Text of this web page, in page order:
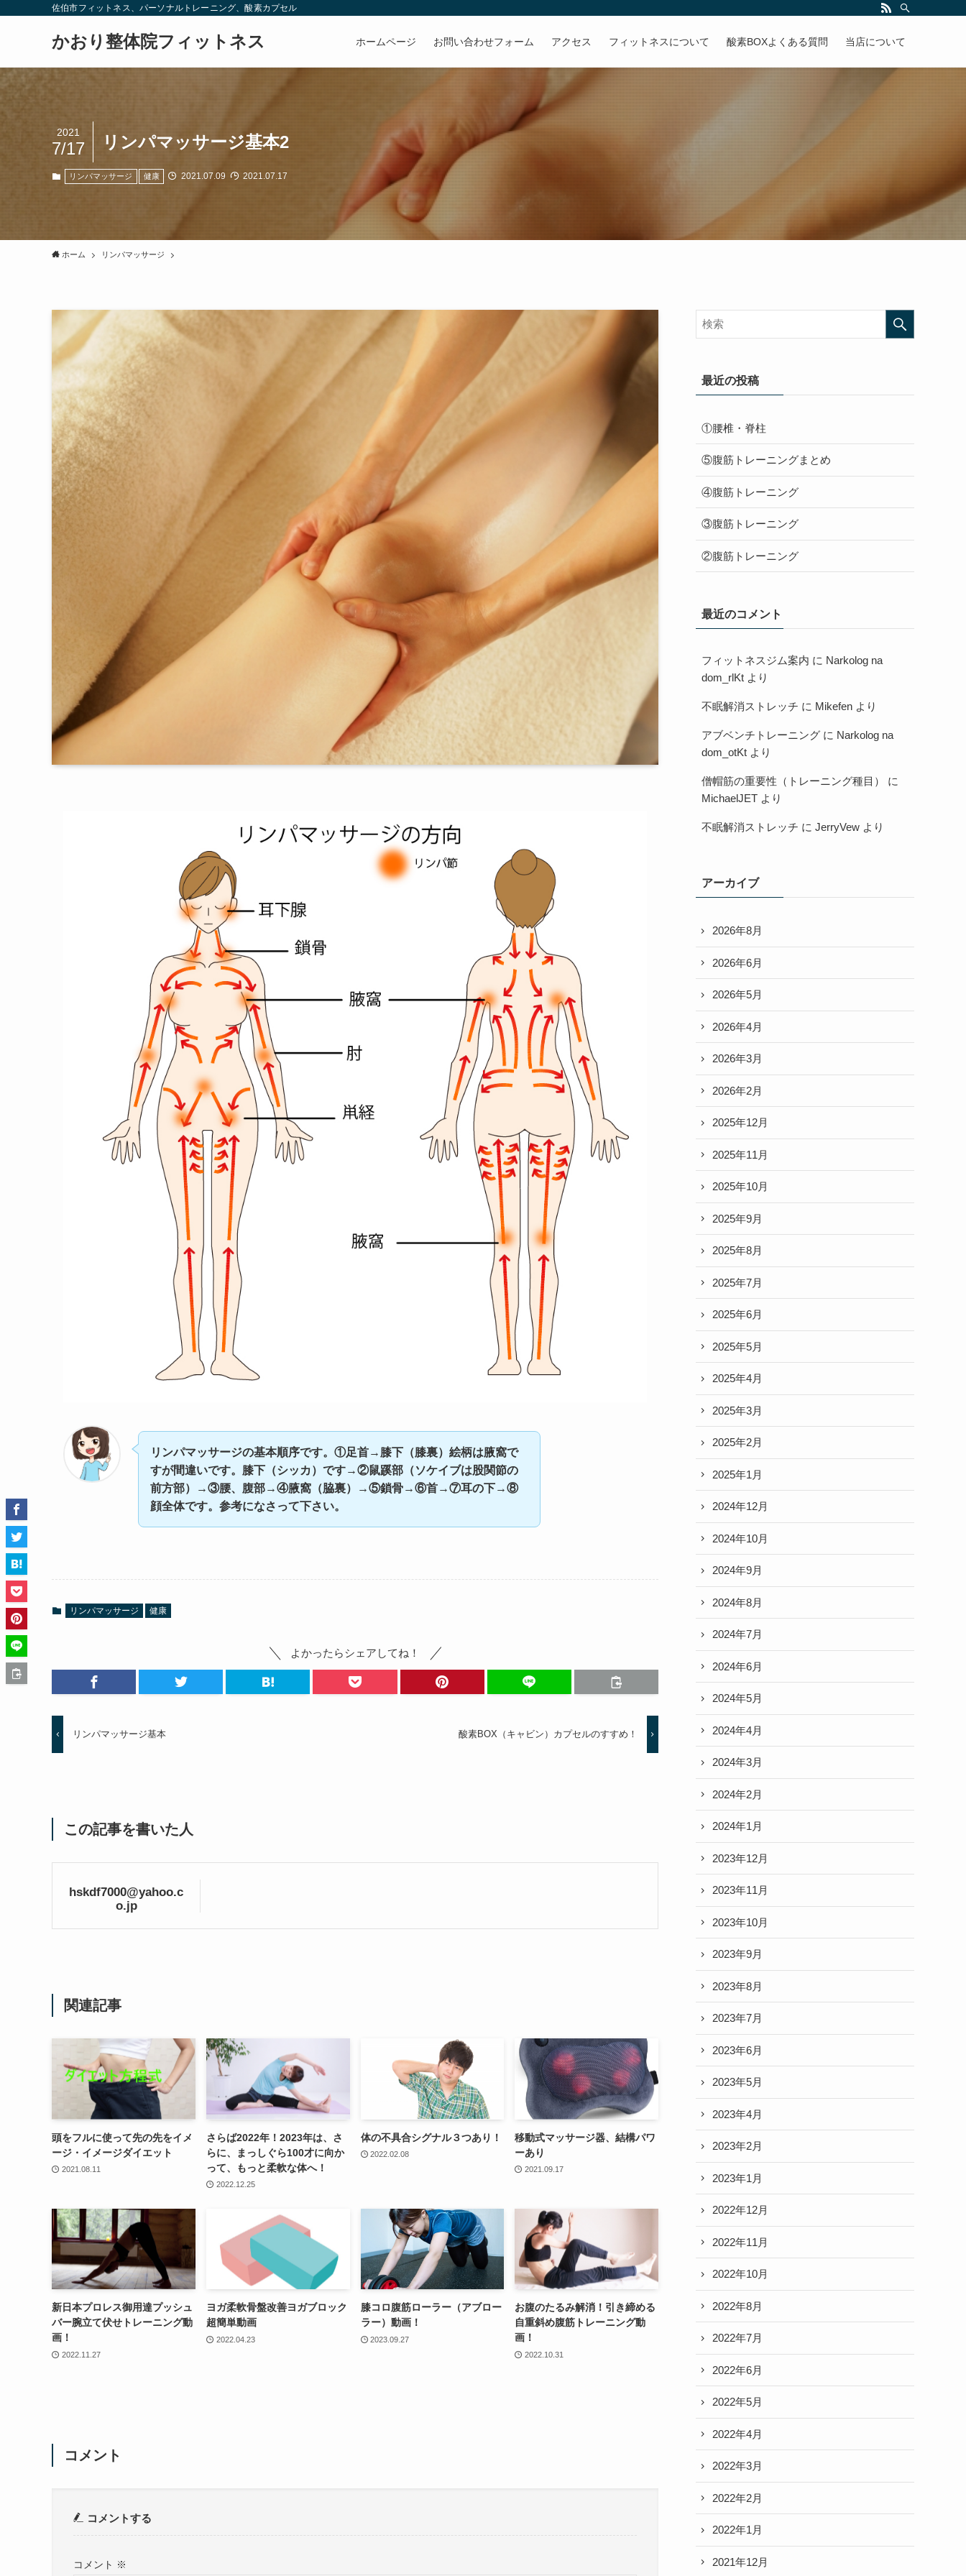
佐伯市フィットネス、パーソナルトレーニング、酸素カプセル
かおり整体院フィットネス ホームページ お問い合わせフォーム アクセス フィットネスについて 酸素BOXよくある質問 当店について
リンパマッサージ基本2
2021
7/17
リンパマッサージ 健康 2021.07.09 2021.07.17
ホーム リンパマッサージ
リンパマッサージの基本順序です。①足首→膝下（膝裏）絵柄は腋窩で
すが間違いです。膝下（シッカ）です→②鼠蹊部（ソケイブは股関節の
前方部）→③腰、腹部→④腋窩（脇裏）→⑤鎖骨→⑥首→⑦耳の下→⑧
顔全体です。参考になさって下さい。
リンパマッサージ 健康
よかったらシェアしてね！
リンパマッサージ基本 酸素BOX（キャビン）カプセルのすすめ！
この記事を書いた人
hskdf7000@yahoo.c
o.jp
関連記事
頭をフルに使って先の先をイメ
ージ・イメージダイエット
2021.08.11
さらば2022年！2023年は、さ
らに、まっしぐら100才に向か
って、もっと柔軟な体へ！
2022.12.25
体の不具合シグナル３つあり！
2022.02.08
移動式マッサージ器、結構パワ
ーあり
2021.09.17
新日本プロレス御用達プッシュ
バー腕立て伏せトレーニング動
画！
2022.11.27
ヨガ柔軟骨盤改善ヨガブロック
超簡単動画
2022.04.23
膝コロ腹筋ローラー（アブロー
ラー）動画！
2023.09.27
お腹のたるみ解消！引き締める
自重斜め腹筋トレーニング動
画！
2022.10.31
コメント
コメントする
コメント ※
最近の投稿
①腰椎・脊柱
⑤腹筋トレーニングまとめ
④腹筋トレーニング
③腹筋トレーニング
②腹筋トレーニング
最近のコメント
フィットネスジム案内 に Narkolog na
dom_rlKt より
不眠解消ストレッチ に Mikefen より
アブベンチトレーニング に Narkolog na
dom_otKt より
僧帽筋の重要性（トレーニング種目）
に
MichaelJET より
不眠解消ストレッチ に JerryVew より
アーカイブ
2026年8月
2026年6月
2026年5月
2026年4月
2026年3月
2026年2月
2025年12月
2025年11月
2025年10月
2025年9月
2025年8月
2025年7月
2025年6月
2025年5月
2025年4月
2025年3月
2025年2月
2025年1月
2024年12月
2024年10月
2024年9月
2024年8月
2024年7月
2024年6月
2024年5月
2024年4月
2024年3月
2024年2月
2024年1月
2023年12月
2023年11月
2023年10月
2023年9月
2023年8月
2023年7月
2023年6月
2023年5月
2023年4月
2023年2月
2023年1月
2022年12月
2022年11月
2022年10月
2022年8月
2022年7月
2022年6月
2022年5月
2022年4月
2022年3月
2022年2月
2022年1月
2021年12月